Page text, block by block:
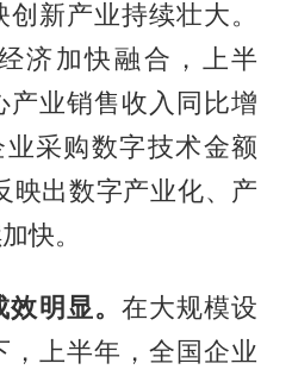
新产业持续壮大。
济加快融合，上半
产业销售收入同比增
采购数字技术金额
映出数字产业化、产
快。
明显。 在大规模设
，上半年，全国企业